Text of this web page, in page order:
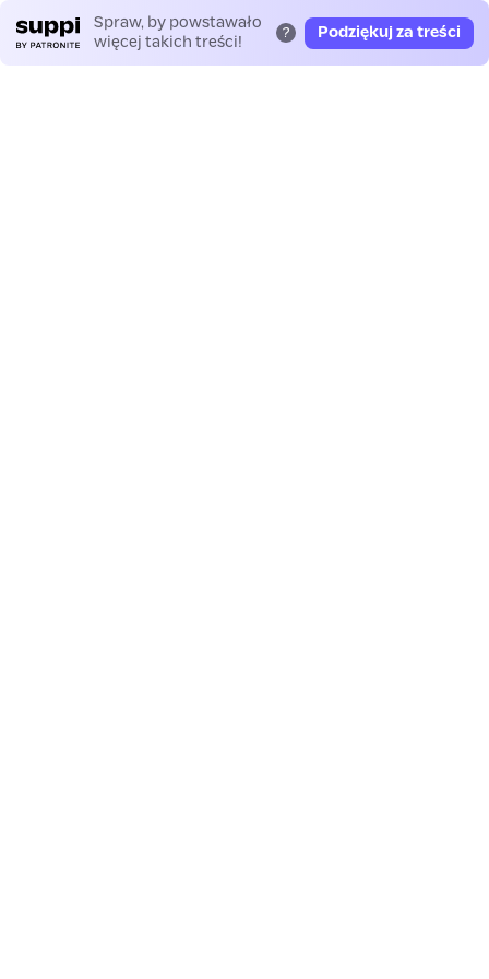
Spraw, by powstawało
więcej takich treści!
? Podziękuj za treści